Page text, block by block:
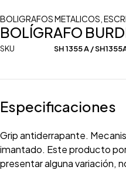
BOLIGRAFOS METALICOS
BOLÍGRAFO
SKU SH 1355 A /
Especificaciones
Grip antiderrapante.
imantado. Este producto
presentar alguna variación,